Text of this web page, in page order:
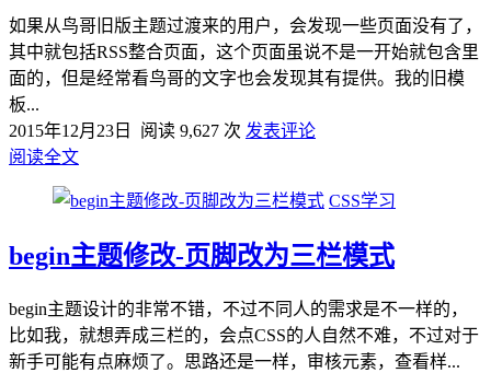
如果从鸟哥旧版主题过渡来的用户，会发现一些页面没有了，
其中就包括RSS整合页面，这个页面虽说不是一开始就包含里
面的，但是经常看鸟哥的文字也会发现其有提供。我的旧模
板...
2015年12月23日
阅读 9,627 次 发表评论
阅读全文
CSS学习
begin主题修改-页脚改为三栏模式
begin主题设计的非常不错，不过不同人的需求是不一样的，
比如我，就想弄成三栏的，会点CSS的人自然不难，不过对于
新手可能有点麻烦了。思路还是一样，审核元素，查看样...